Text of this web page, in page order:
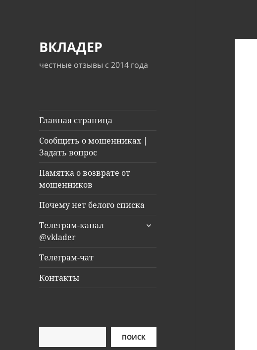
ВКЛАДЕР
честные отзывы с 2014 года
Главная страница
Сообщить о мошенниках |
Задать вопрос
Памятка о возврате от
мошенников
Почему нет белого списка
Телеграм-канал
@vklader
раскрыть
Телеграм-чат
Контакты
ПОИСК